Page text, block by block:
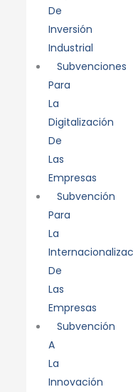
De
Inversión
Industrial
Subvenciones
Para
La
Digitalización
De
Las
Empresas
Subvención
Para
La
De
Las
Empresas
Subvención
A
La
Innovación